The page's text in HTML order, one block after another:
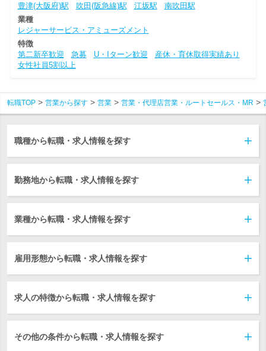
豊津(大阪府)駅
吹田(阪急線)駅 江坂駅
南吹田駅
業種
レジャーサービス・アミューズメント
特徴
第二新卒歓迎
急募 U・Iターン歓迎
産休・育休取得実績あり
女性社員5割以上
転職TOP 営業から探す 営業 営業・代理店営業・ルートセールス・MR
職種から転職・求人情報を探す
勤務地から転職・求人情報を探す
業種から転職・求人情報を探す
雇用形態から転職・求人情報を探す
求人の特徴から転職・求人情報を探す
その他の条件から転職・求人情報を探す